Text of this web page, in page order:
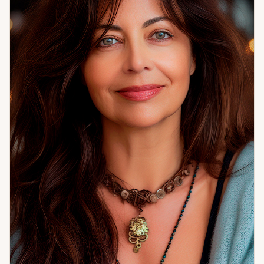
тело — там, куда слова и символы не добираются. Мягко,
но ощутимо. Свечное мастерство — конкретный
инструмент для закрепления намерения и
программирования нужного результата. Не
символический жест, а точно подобранная под задачу
практика с конкретным алгоритмом. На каждой
консультации работаю по существу: что вижу в ситуации,
что мешает двигаться вперёд, что делать конкретно. Без
воды и без лишних слов. Если вам важна честная картина и
понимание следующего шага — я готова к разговору.